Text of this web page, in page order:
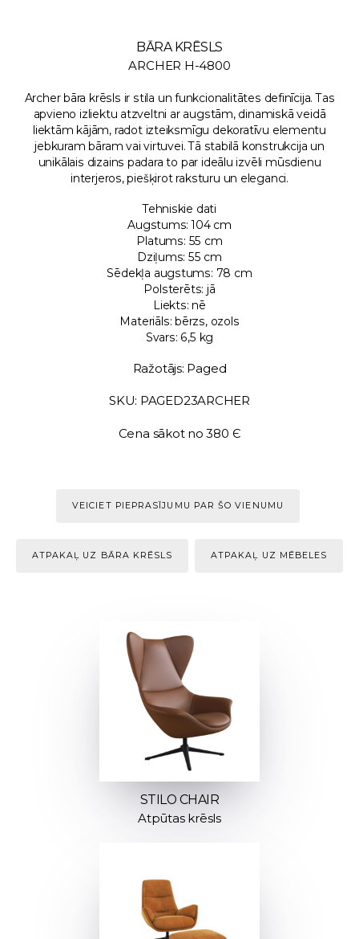
BĀRA KRĒSLS
ARCHER H-4800
Archer bāra krēsls ir stila un funkcionalitātes definīcija. Tas
apvieno izliektu atzveltni ar augstām, dinamiskā veidā
liektām kājām, radot izteiksmīgu dekoratīvu elementu
jebkuram bāram vai virtuvei. Tā stabilā konstrukcija un
unikālais dizains padara to par ideālu izvēli mūsdienu
interjeros, piešķirot raksturu un eleganci.
Tehniskie dati
Augstums: 104 cm
Platums: 55 cm
Dziļums: 55 cm
Sēdekļa augstums: 78 cm
Polsterēts: jā
Liekts: nē
Materiāls: bērzs, ozols
Svars: 6,5 kg
Ražotājs: Paged
SKU: PAGED23ARCHER
Cena sākot no 380 Є
VEICIET PIEPRASĪJUMU PAR ŠO VIENUMU
ATPAKAĻ UZ BĀRA KRĒSLS ATPAKAĻ UZ MĒBELES
STILO CHAIR
Atpūtas krēsls